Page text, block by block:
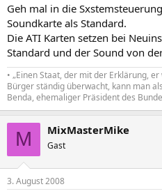
Geh mal in die
Soundkarte als Standard.
Die ATI Karten setzen bei
Standard und der Sound von
• „Einen Staat, der mit der Erklärung,
Bürger ständig überwacht, kann man
Benda, ehemaliger Präsident des
M MixMasterMike
Gast
3. August 2008